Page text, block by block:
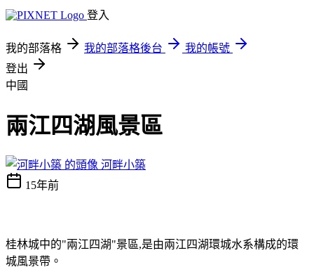
登入
我的部落格 我的部落格後台
我的帳號
登出
中國
兩江四湖風景區
河畔小築
15年前
桂林城中的"兩江四湖"景區,是由兩江四湖環城水系構成的環
城風景帶。